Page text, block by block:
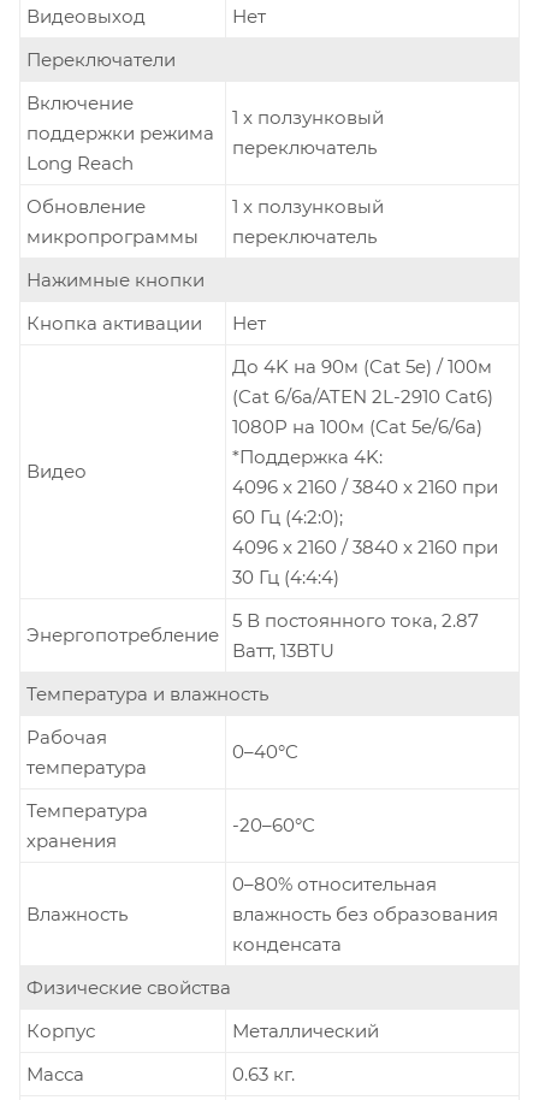
Видеовыход
Нет
Переключатели
Включение
поддержки режима
Long Reach
1 x ползунковый
переключатель
Обновление
микропрограммы
1 x ползунковый
переключатель
Нажимные кнопки
Кнопка активации
Нет
Видео
До 4K на 90м (Cat 5e) / 100м
(Cat 6/6a/ATEN 2L-2910 Cat6)
1080P на 100м (Cat 5e/6/6a)
*Поддержка 4K:
4096 x 2160 / 3840 x 2160 при
60 Гц (4:2:0);
4096 x 2160 / 3840 x 2160 при
30 Гц (4:4:4)
Энергопотребление
5 В постоянного тока, 2.87
Ватт, 13BTU
Температура и влажность
Рабочая
температура
0–40°C
Температура
хранения
-20–60°C
Влажность
0–80% относительная
влажность без образования
конденсата
Физические свойства
Корпус
Металлический
Масса
0.63 кг.